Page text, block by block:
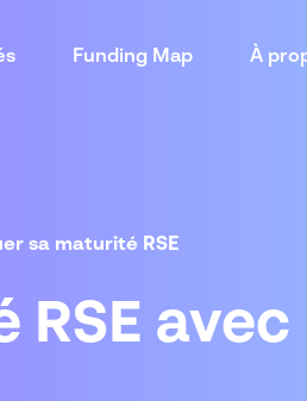
Funding Map À
sa maturité RSE